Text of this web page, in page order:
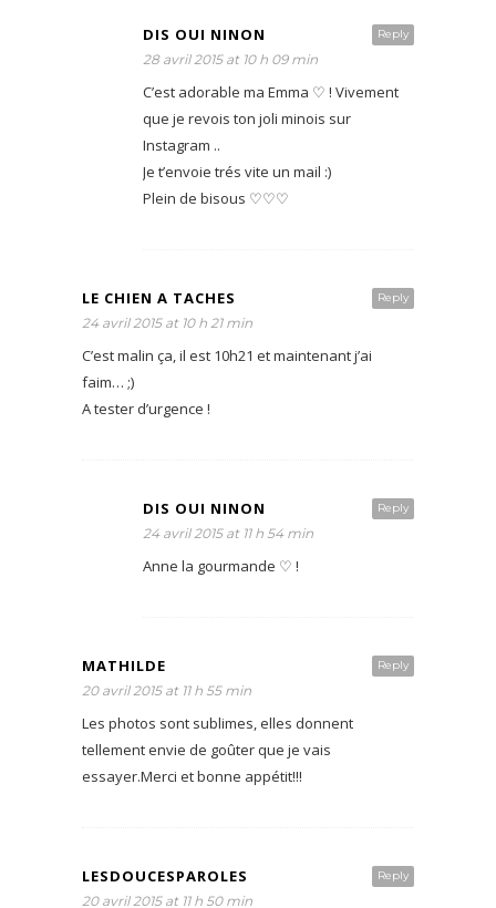
Reply
DIS OUI NINON
28 avril 2015 at 10 h 09 min
C’est adorable ma Emma ♡ ! Vivement
que je revois ton joli minois sur
Instagram ..
Je t’envoie trés vite un mail :)
Plein de bisous ♡♡♡
Reply
LE CHIEN A TACHES
24 avril 2015 at 10 h 21 min
C’est malin ça, il est 10h21 et maintenant j’ai
faim… ;)
A tester d’urgence !
Reply
DIS OUI NINON
24 avril 2015 at 11 h 54 min
Anne la gourmande ♡ !
Reply
MATHILDE
20 avril 2015 at 11 h 55 min
Les photos sont sublimes, elles donnent
tellement envie de goûter que je vais
essayer.Merci et bonne appétit!!!
Reply
LESDOUCESPAROLES
20 avril 2015 at 11 h 50 min